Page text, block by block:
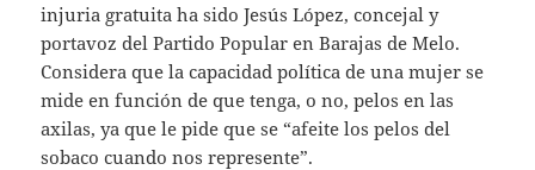
injuria gratuita ha sido Jesús López, concejal y
portavoz del Partido Popular en Barajas de Melo.
Considera que la capacidad política de una mujer se
mide en función de que tenga, o no, pelos en las
axilas, ya que le pide que se “afeite los pelos del
sobaco cuando nos represente”.